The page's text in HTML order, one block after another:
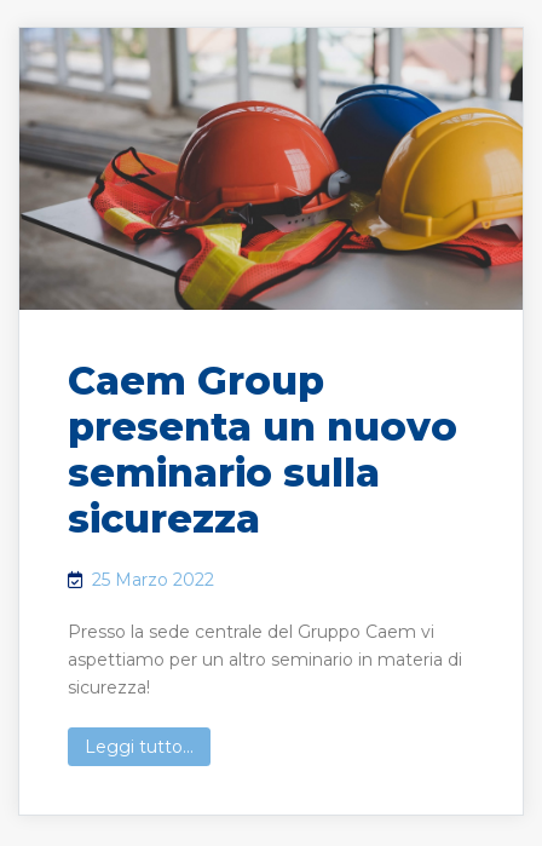
Caem Group
presenta un nuovo
seminario sulla
sicurezza
25 Marzo 2022
Presso la sede centrale del Gruppo Caem vi
aspettiamo per un altro seminario in materia di
sicurezza!
Leggi tutto...